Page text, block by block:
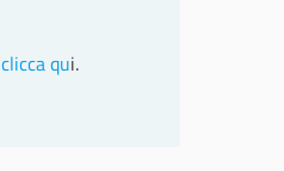
clicca qui.